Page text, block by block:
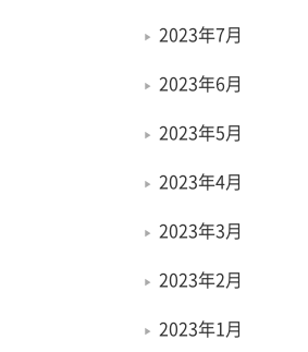
2023年7月
2023年6月
2023年5月
2023年4月
2023年3月
2023年2月
2023年1月